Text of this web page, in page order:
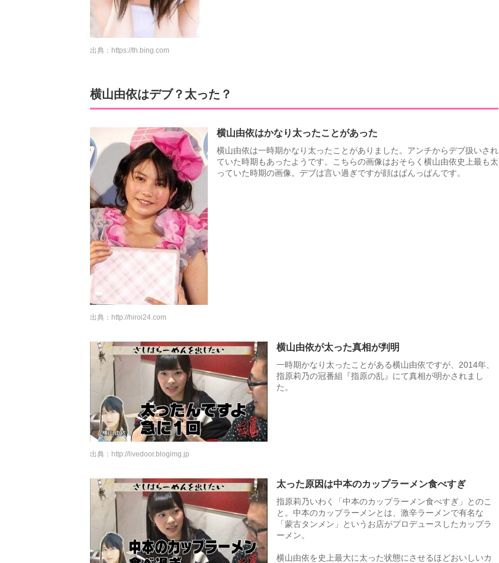
出典： https://th.bing.com
横山由依はデブ？太った？
横山由依はかなり太ったことがあった
横山由依は一時期かなり太ったことがありました。アンチからデブ扱いされ
ていた時期もあったようです。こちらの画像はおそらく横山由依史上最も太
っていた時期の画像。デブは言い過ぎですが顔はぱんっぱんです。
出典： http://hiroi24.com
横山由依が太った真相が判明
一時期かなり太ったことがある横山由依ですが、2014年、
指原莉乃の冠番組『指原の乱』にて真相が明かされまし
た。
出典： http://livedoor.blogimg.jp
太った原因は中本のカップラーメン食べすぎ
指原莉乃いわく「中本のカップラーメン食べすぎ」とのこ
と。中本のカップラーメンとは、激辛ラーメンで有名な
「蒙古タンメン」というお店がプロデュースしたカップラ
ーメン。
横山由依を史上最大に太った状態にさせるほどおいしいカ